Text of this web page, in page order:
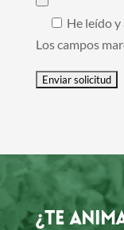
He leído y
Los campos
¿TE